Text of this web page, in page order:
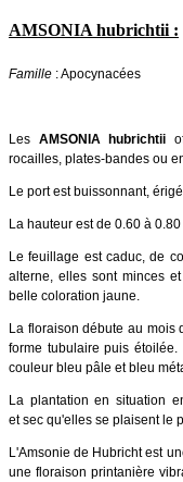
AMSONIA hubrichtii :
Famille : Apocynacées
Les AMSONIA hubrichtii
rocailles, plates-bandes ou
Le port est buissonnant,
La hauteur est de 0.60 à
Le feuillage est caduc, de
alterne, elles sont minces
belle coloration jaune.
La floraison débute au mois
forme tubulaire puis
couleur bleu pâle et bleu
La plantation en situation
et sec qu'elles se plaisent le
L'Amsonie de Hubricht est
une floraison printanière